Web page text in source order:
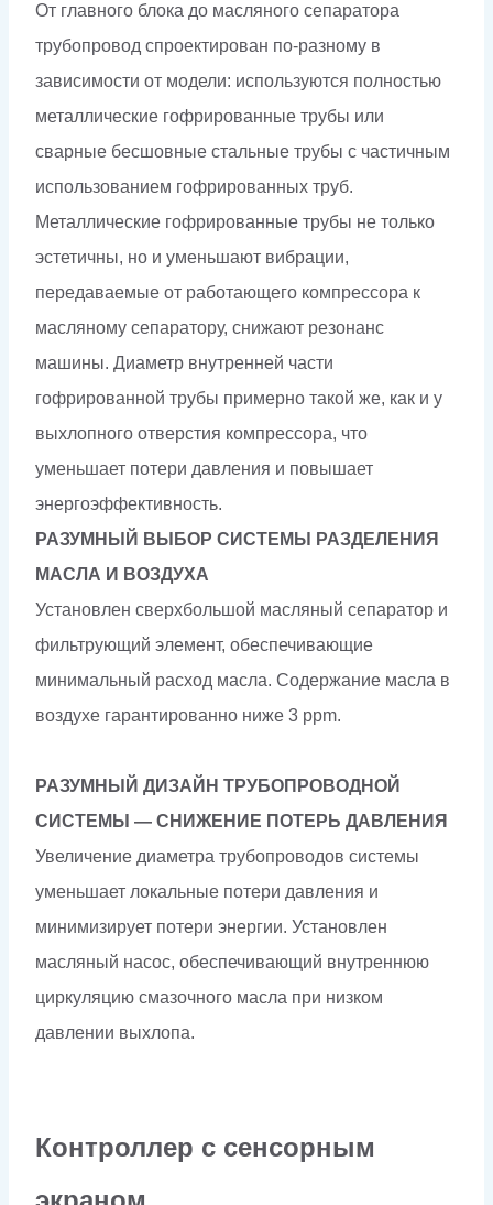
От главного блока до масляного сепаратора
трубопровод спроектирован по-разному в
зависимости от модели: используются полностью
металлические гофрированные трубы или
сварные бесшовные стальные трубы с частичным
использованием гофрированных труб.
Металлические гофрированные трубы не только
эстетичны, но и уменьшают вибрации,
передаваемые от работающего компрессора к
масляному сепаратору, снижают резонанс
машины. Диаметр внутренней части
гофрированной трубы примерно такой же, как и у
выхлопного отверстия компрессора, что
уменьшает потери давления и повышает
энергоэффективность.
РАЗУМНЫЙ ВЫБОР СИСТЕМЫ РАЗДЕЛЕНИЯ
МАСЛА И ВОЗДУХА
Установлен сверхбольшой масляный сепаратор и
фильтрующий элемент, обеспечивающие
минимальный расход масла. Содержание масла в
воздухе гарантированно ниже 3 ppm.
РАЗУМНЫЙ ДИЗАЙН ТРУБОПРОВОДНОЙ
СИСТЕМЫ — СНИЖЕНИЕ ПОТЕРЬ ДАВЛЕНИЯ
Увеличение диаметра трубопроводов системы
уменьшает локальные потери давления и
минимизирует потери энергии. Установлен
масляный насос, обеспечивающий внутреннюю
циркуляцию смазочного масла при низком
давлении выхлопа.
Контроллер с сенсорным